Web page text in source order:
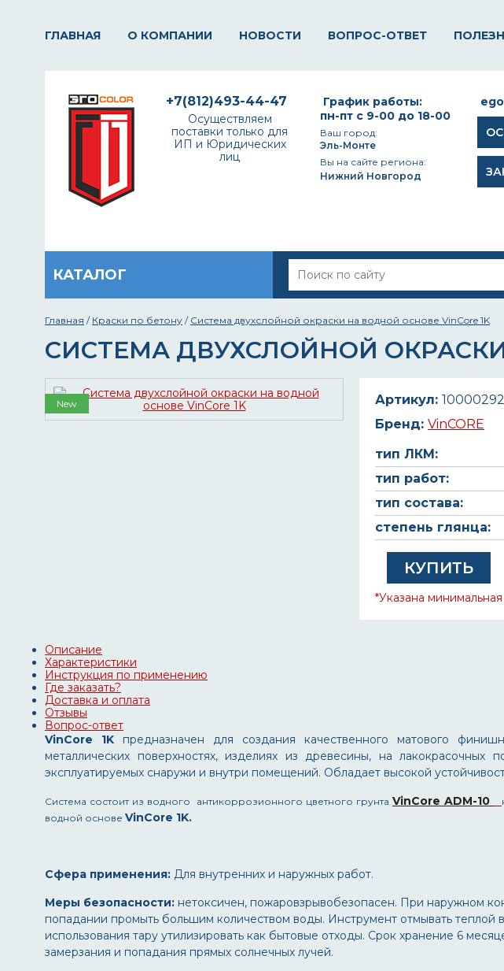
ГЛАВНАЯ О КОМПАНИИ НОВОСТИ ВОПРОС-ОТВЕТ
График работы:
пн-пт с 9-00 до 18-00
Ваш город:
Эль-Монте
Вы на сайте региона:
Нижний Новгород
+7(812)493-44-47
Осуществляем
поставки только для
ИП и Юридических
лиц
КАТАЛОГ
Главная / Краски по бетону / Система двухслойной окраски на водной основе VinCore 1K
СИСТЕМА ДВУХСЛОЙНОЙ
New Артикул: 10000292
Бренд: VinCORE
тип ЛКМ:
тип работ:
тип состава:
степень глянца:
КУПИТЬ
*Указана
Описание
Характеристики
Инструкция по применению
Где заказать?
Доставка и оплата
Отзывы
Вопрос-ответ
VinCore 1Kпредназначен для создания качественного матового
металлических поверхностях, изделиях из древесины, на
эксплуатируемых снаружи и внутри помещений. Обладает высокой
Система состоит из водного антикоррозионного цветного грунта VinCore ADM-10
водной основе VinCore 1K.
Сфера применения: Для внутренних и наружных работ.
Меры безопасности: нетоксичен, пожаровзрывобезопасен. При наружном
попадании промыть большим количеством воды. Инструмент отмывать
использования тару утилизировать как бытовые отходы. Срок хранение 6
замерзания и попадания прямых солнечных лучей.